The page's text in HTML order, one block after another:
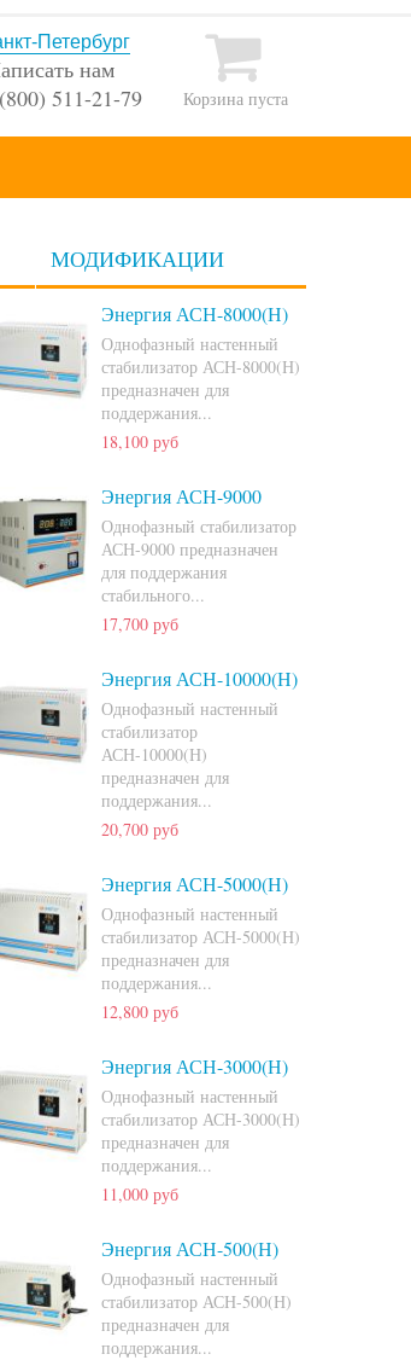
нам
511-21-79
Корзина пуста
МОДИФИКАЦИИ
Энергия АСН-8000(Н)
Однофазный настенный
стабилизатор АСН-8000(Н)
предназначен для
поддержания...
18,100 руб
Энергия АСН-9000
Однофазный стабилизатор
АСН-9000 предназначен
для поддержания
стабильного...
17,700 руб
Энергия АСН-10000(Н)
Однофазный настенный
стабилизатор
АСН-10000(Н)
предназначен для
поддержания...
20,700 руб
Энергия АСН-5000(Н)
Однофазный настенный
стабилизатор АСН-5000(Н)
предназначен для
поддержания...
12,800 руб
Энергия АСН-3000(Н)
Однофазный настенный
стабилизатор АСН-3000(Н)
предназначен для
поддержания...
11,000 руб
Энергия АСН-500(Н)
Однофазный настенный
стабилизатор АСН-500(Н)
предназначен для
поддержания...